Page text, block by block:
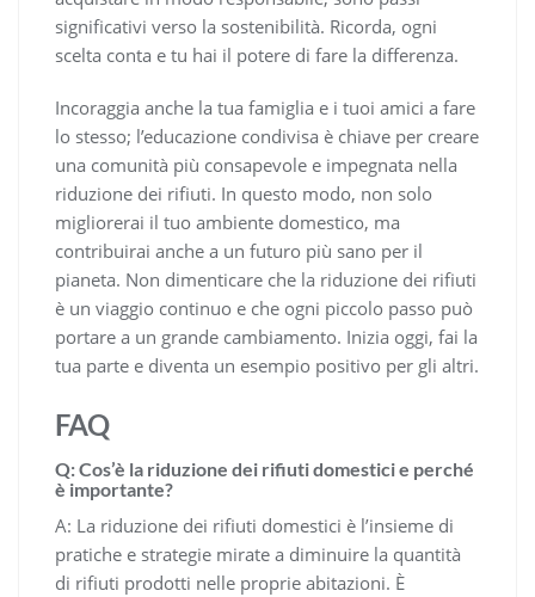
significativi verso la sostenibilità. Ricorda, ogni
scelta conta e tu hai il potere di fare la differenza.
Incoraggia anche la tua famiglia e i tuoi amici a fare
lo stesso; l’educazione condivisa è chiave per creare
una comunità più consapevole e impegnata nella
riduzione dei rifiuti. In questo modo, non solo
migliorerai il tuo ambiente domestico, ma
contribuirai anche a un futuro più sano per il
pianeta. Non dimenticare che la riduzione dei rifiuti
è un viaggio continuo e che ogni piccolo passo può
portare a un grande cambiamento. Inizia oggi, fai la
tua parte e diventa un esempio positivo per gli altri.
FAQ
Q: Cos’è la riduzione dei rifiuti domestici e perché
è importante?
A: La riduzione dei rifiuti domestici è l’insieme di
pratiche e strategie mirate a diminuire la quantità
di rifiuti prodotti nelle proprie abitazioni. È